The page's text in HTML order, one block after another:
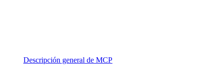
Descripción general de MCP